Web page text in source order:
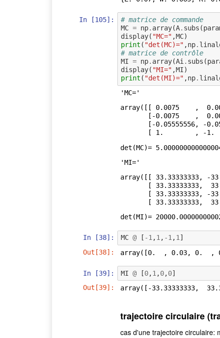
In [105]:
# matrice de commande
MC = np. array(A. subs (
display( "MC=" ,MC)
print ( "det(MC)=" ,np.
# matrice de contrôle
MI = np. array(Ai . subs (
display( "MI=" ,MI)
print ( "det(MI)=" ,np.
'MC='
array([[ 0.0075    ,
[ 1.        ,
'MI='
array([[ 33.33333333,
[
In [38]: MC @ [ -1,1, -1,1]
Out[38]:
array([0.  , 0.03, 0.  ,
In [39]: MI @ [0,1 ,0,0]
Out[39]:
array([-33.33333333,
trajectoire circulaire
cas d'une trajectoire circulaire: